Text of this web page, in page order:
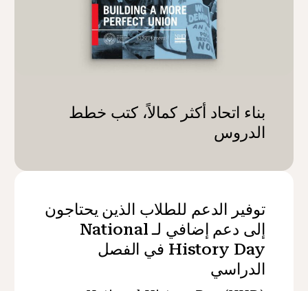
بناء اتحاد أكثر كمالاً، كتب خطط
الدروس
توفير الدعم للطلاب الذين يحتاجون
إلى دعم إضافي لـ National
History Day في الفصل
الدراسي